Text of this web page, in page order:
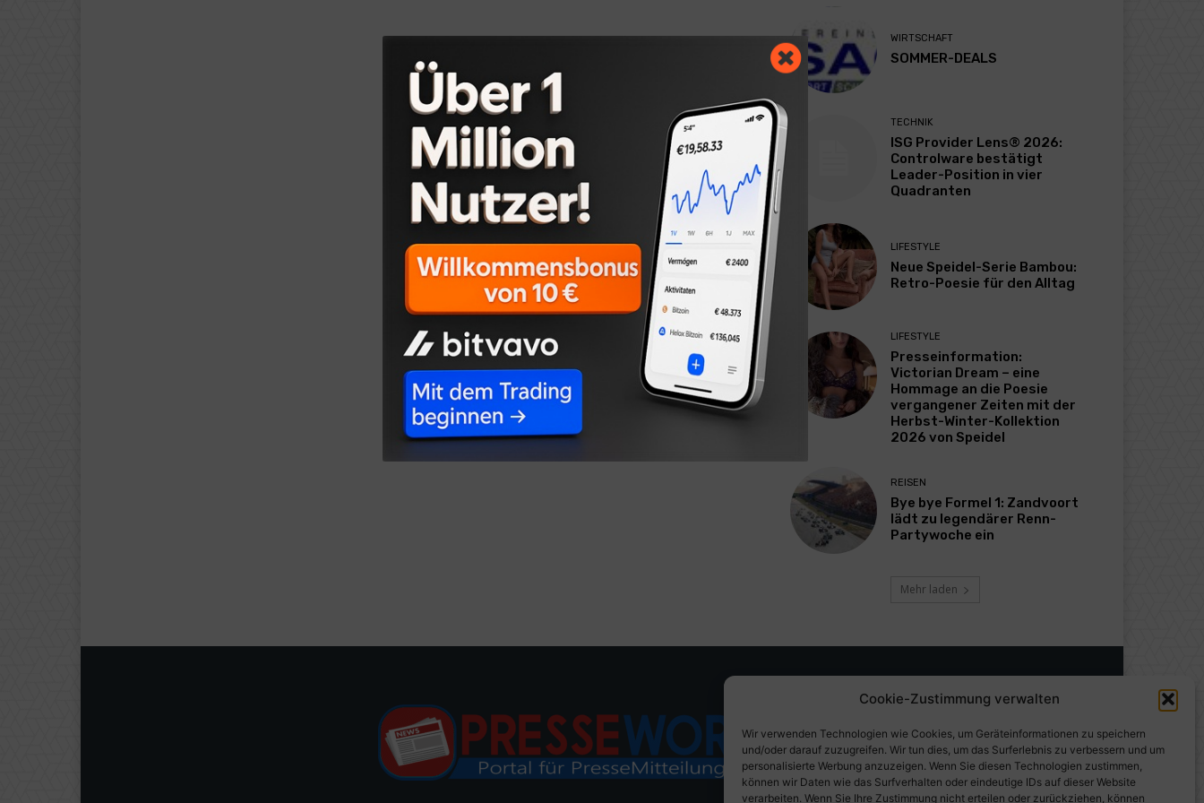
Cookie-Zustimmung verwalten
Wir verwenden Technologien wie Cookies, um Geräteinformationen zu speichern
und/oder darauf zuzugreifen. Wir tun dies, um das Surferlebnis zu verbessern und um
personalisierte Werbung anzuzeigen. Wenn Sie diesen Technologien zustimmen,
können wir Daten wie das Surfverhalten oder eindeutige IDs auf dieser Website
verarbeiten. Wenn Sie Ihre Zustimmung nicht erteilen oder zurückziehen, können
WIRTSCHAFT
SOMMER-DEALS
TECHNIK
ISG Provider Lens® 2026:
Controlware bestätigt
Leader-Position in vier
Quadranten
LIFESTYLE
Neue Speidel-Serie Bambou:
Retro-Poesie für den Alltag
LIFESTYLE
Presseinformation:
Victorian Dream – eine
Hommage an die Poesie
vergangener Zeiten mit der
Herbst-Winter-Kollektion
2026 von Speidel
REISEN
Bye bye Formel 1: Zandvoort
lädt zu legendärer Renn-
Partywoche ein
Mehr laden